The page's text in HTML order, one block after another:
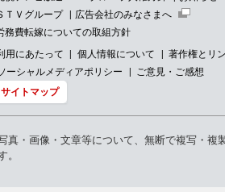
ＴＶグループ
広告会社のみなさまへ
務費転嫁についての取組方針
用にあたって 個人情報について
著作権とリ
ーシャルメディアポリシー
ご意見・ご感想
サイトマップ
真・画像・文章等について、無断で複写・
。